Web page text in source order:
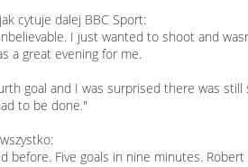
cytuje dalej BBC Sport:
I just wanted to shoot and
a great evening for me.
goal and I was surprised there was
to be done."
before. Five goals in nine minutes.